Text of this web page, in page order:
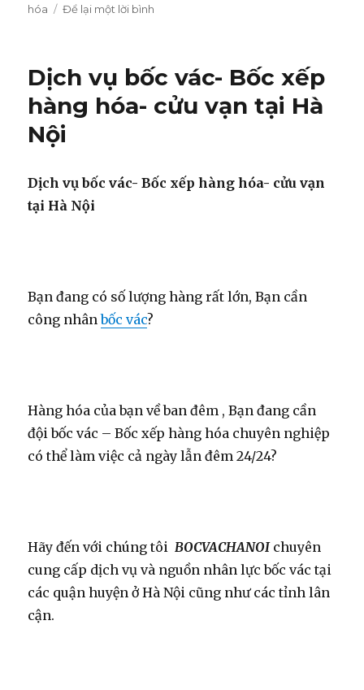
hóa
Để lại một lời bình
dỡ
hàng
hóa
Trưng-
Dịch vụ bốc vác- Bốc xếp
hàng hóa- cửu vạn tại Hà
Nội
Dịch vụ bốc vác- Bốc xếp hàng hóa- cửu vạn
tại Hà Nội
Bạn đang có số lượng hàng rất lớn, Bạn cần
công nhânbốc vác?
Hàng hóa của bạn về ban đêm , Bạn đang cần
đội bốc vác – Bốc xếp hàng hóa chuyên nghiệp
có thể làm việc cả ngày lẫn đêm 24/24?
Hãy đến với chúng tôi BOCVACHANOI chuyên
cung cấp dịch vụ và nguồn nhân lực bốc vác tại
các quận huyện ở Hà Nội cũng như các tỉnh lân
cận.